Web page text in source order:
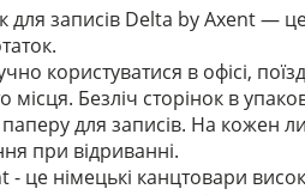
для записів Delta by Axent —
користуватися в офісі,
місця. Безліч сторінок в
для записів. На кожен
при відриванні.
це німецькі канцтовари